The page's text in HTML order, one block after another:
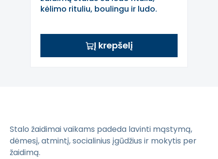
kėlimo rituliu, boulingu ir ludo.
Į krepšelį
Stalo žaidimai vaikams padeda lavinti mąstymą,
dėmesį, atmintį, socialinius įgūdžius ir mokytis per
žaidimą.